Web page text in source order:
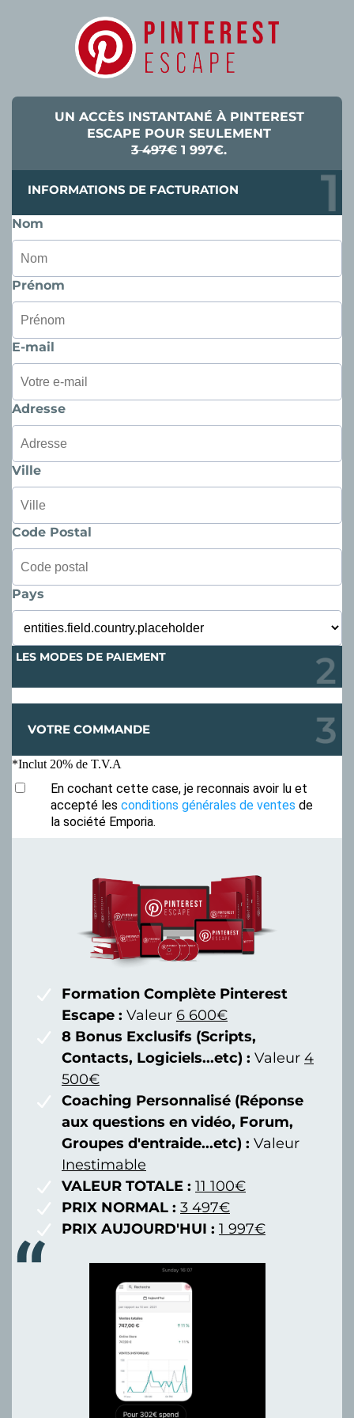
UN ACCÈS INSTANTANÉ À PINTEREST
ESCAPE POUR SEULEMENT
3 497€ 1 997€.
INFORMATIONS DE FACTURATION
Nom
Prénom
E-mail
Adresse
Ville
Code Postal
Pays
LES MODES DE PAIEMENT
VOTRE COMMANDE
*Inclut 20% de T.V.A
En cochant cette case, je reconnais avoir lu et
accepté les conditions générales de ventes de
la société Emporia.
Formation Complète Pinterest
Escape : Valeur 6 600€
8 Bonus Exclusifs (Scripts,
Contacts, Logiciels...etc) : Valeur 4
500€
Coaching Personnalisé (Réponse
aux questions en vidéo, Forum,
Groupes d'entraide...etc) : Valeur
Inestimable
VALEUR TOTALE : 11 100€
PRIX NORMAL : 3 497€
PRIX AUJOURD'HUI : 1 997€